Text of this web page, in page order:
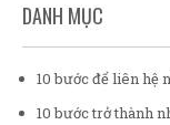
DANH MỤC
10 bước để liên hệ
10 bước trở thành